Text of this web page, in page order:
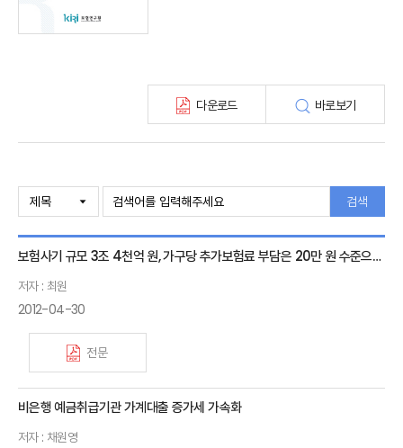
KIRI 고령화리뷰
보험회사 재무분석(종간)
주간 해외보험동향(종간)
해외보험금융동향(종간)
다운로드 바로보기
검색
보험사기 규모 3조 4천억 원, 가구당 추가보험료 부담은 20만 원 수준으로 추정
저자 : 최원
2012-04-30
전문
비은행 예금취급기관 가계대출 증가세 가속화
저자 : 채원영